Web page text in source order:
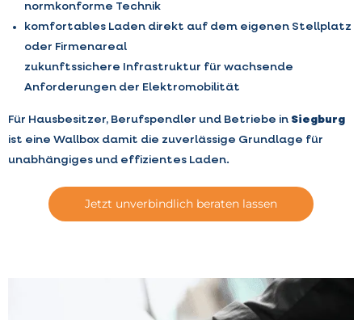
normkonforme Technik
komfortables Laden direkt auf dem eigenen Stellplatz
oder Firmenareal
zukunftssichere Infrastruktur für wachsende
Anforderungen der Elektromobilität
Für Hausbesitzer, Berufspendler und Betriebe in Siegburg
ist eine Wallbox damit die zuverlässige Grundlage für
unabhängiges und effizientes Laden.
Jetzt unverbindlich beraten lassen